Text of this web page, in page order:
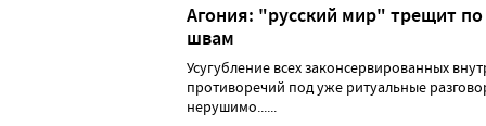
Агония: "русский мир" трещит по
швам
Усугубление всех законсервированных
противоречий под уже ритуальные
нерушимо......